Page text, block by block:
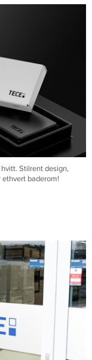
Stilrent design,
baderom!